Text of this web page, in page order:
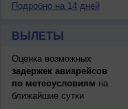
Подробно на 14 дней
ВЫЛЕТЫ
Оценка возможных
задержек авиарейсов
по метеоусловиям на
ближайшие сутки